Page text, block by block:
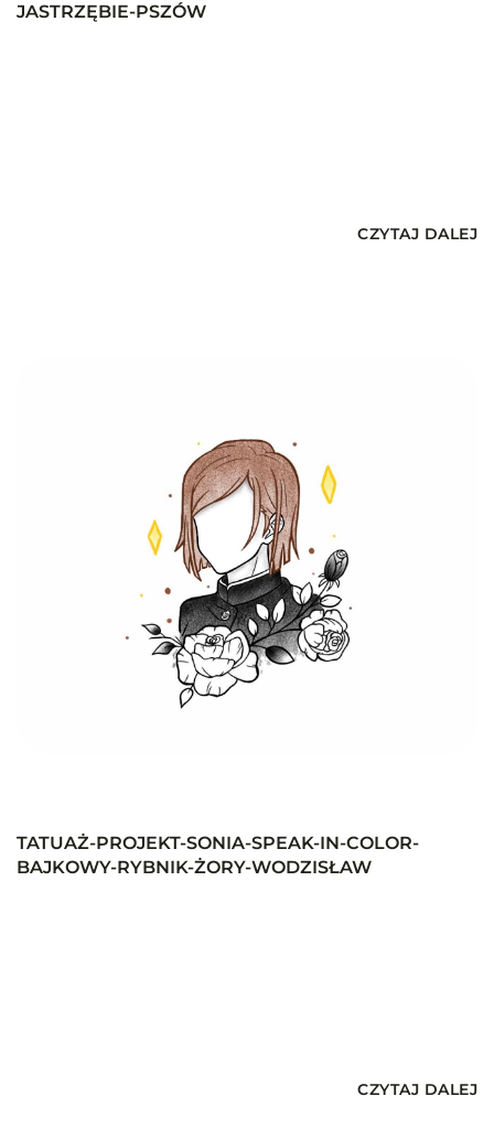
JASTRZĘBIE-PSZÓW
CZYTAJ DALEJ
TATUAŻ-PROJEKT-SONIA-SPEAK-IN-COLOR-
BAJKOWY-RYBNIK-ŻORY-WODZISŁAW
CZYTAJ DALEJ